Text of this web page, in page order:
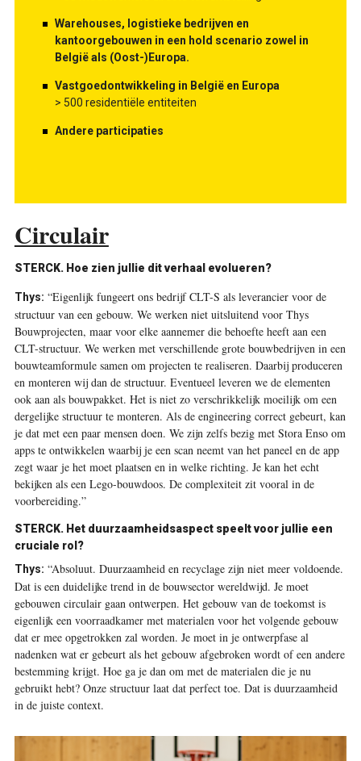
Warehouses, logistieke bedrijven en
kantoorgebouwen in een hold scenario zowel in
België als (Oost-)Europa.
Vastgoedontwikkeling in België en Europa
> 500 residentiële entiteiten
Andere participaties
Circulair
STERCK. Hoe zien jullie dit verhaal evolueren?
Thys: “Eigenlijk fungeert ons bedrijf CLT-S als ­leverancier voor de
structuur van een gebouw. We werken niet uitsluitend voor Thys
Bouwprojecten, maar voor elke aannemer die behoefte heeft aan een
CLT-structuur. We werken met verschillende grote bouwbedrijven in een
bouwteamformule samen om projecten te realiseren. Daarbij produceren
en monteren wij dan de structuur. Eventueel leveren we de elementen
ook aan als bouwpakket. Het is niet zo verschrikkelijk moeilijk om een
dergelijke structuur te monteren. Als de engineering correct gebeurt, kan
je dat met een paar mensen doen. We zijn zelfs bezig met Stora Enso om
apps te ontwikkelen waarbij je een scan neemt van het paneel en de app
zegt waar je het moet plaatsen en in welke richting. Je kan het echt
bekijken als een Lego-bouwdoos. De complexiteit zit vooral in de
voorbereiding.”
STERCK. Het duurzaamheidsaspect speelt voor jullie een
cruciale rol?
Thys: “Absoluut. Duurzaamheid en recyclage zijn niet meer voldoende.
Dat is een duidelijke trend in de bouwsector wereldwijd. Je moet
gebouwen circulair gaan ontwerpen. Het gebouw van de toekomst is
eigenlijk een voorraadkamer met materialen voor het volgende gebouw
dat er mee opgetrokken zal worden. Je moet in je ontwerpfase al
nadenken wat er gebeurt als het gebouw afgebroken wordt of een andere
bestemming krijgt. Hoe ga je dan om met de materialen die je nu
gebruikt hebt? Onze structuur laat dat perfect toe. Dat is duurzaamheid
in de juiste context.